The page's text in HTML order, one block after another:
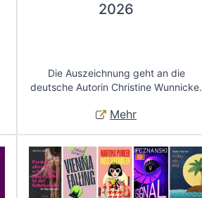
2026
Die Auszeichnung geht an die
deutsche Autorin Christine Wunnicke.
Mehr